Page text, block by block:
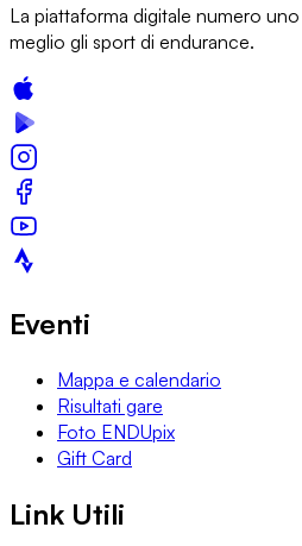
La piattaforma digitale numero
meglio gli sport di endurance.
Eventi
Mappa e calendario
Risultati gare
Foto ENDUpix
Gift Card
Link Utili